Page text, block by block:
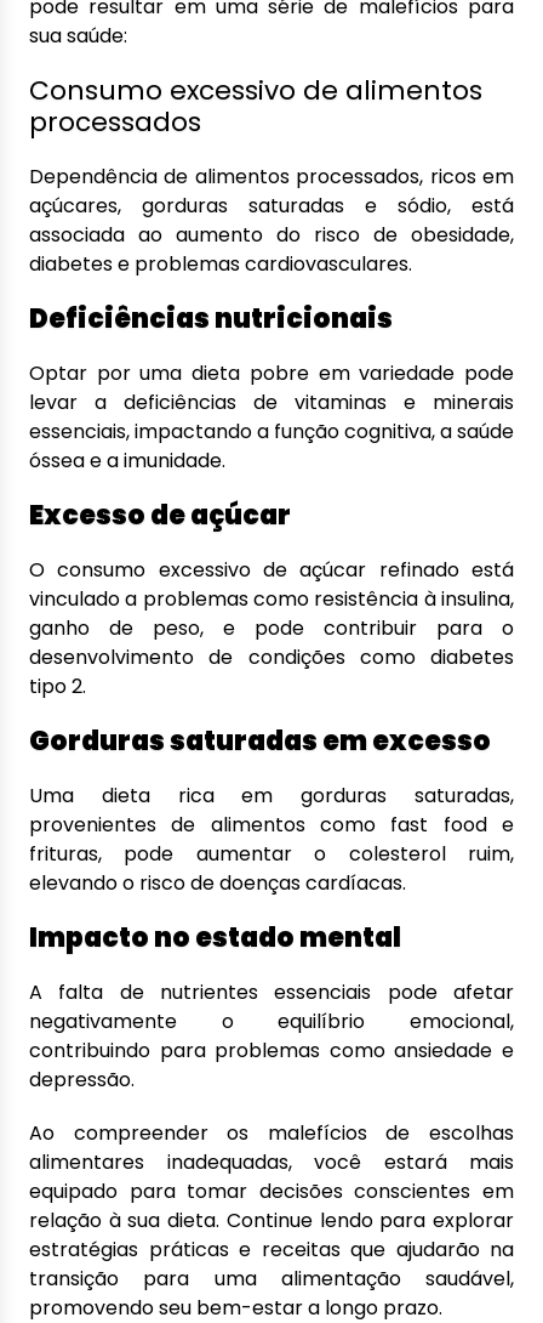
pode resultar em uma série de malefícios para
sua saúde:
Consumo excessivo de alimentos
processados
Dependência de alimentos processados, ricos em
açúcares, gorduras saturadas e sódio, está
associada ao aumento do risco de obesidade,
diabetes e problemas cardiovasculares.
Deficiências nutricionais
Optar por uma dieta pobre em variedade pode
levar a deficiências de vitaminas e minerais
essenciais, impactando a função cognitiva, a saúde
óssea e a imunidade.
Excesso de açúcar
O consumo excessivo de açúcar refinado está
vinculado a problemas como resistência à insulina,
ganho de peso, e pode contribuir para o
desenvolvimento de condições como diabetes
tipo 2.
Gorduras saturadas em excesso
Uma dieta rica em gorduras saturadas,
provenientes de alimentos como fast food e
frituras, pode aumentar o colesterol ruim,
elevando o risco de doenças cardíacas.
Impacto no estado mental
A falta de nutrientes essenciais pode afetar
negativamente o equilíbrio emocional,
contribuindo para problemas como ansiedade e
depressão.
Ao compreender os malefícios de escolhas
alimentares inadequadas, você estará mais
equipado para tomar decisões conscientes em
relação à sua dieta. Continue lendo para explorar
estratégias práticas e receitas que ajudarão na
transição para uma alimentação saudável,
promovendo seu bem-estar a longo prazo.